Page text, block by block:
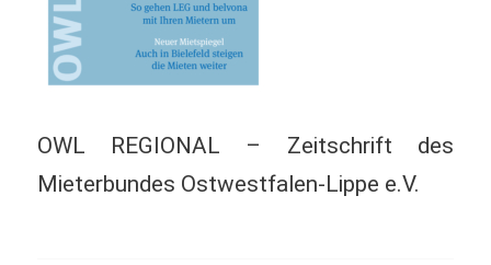
OWL REGIONAL – Zeitschrift des
Mieterbundes Ostwestfalen-Lippe e.V.